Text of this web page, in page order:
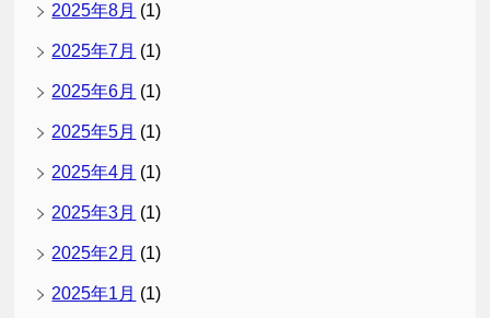
2025年8月 (1)
2025年7月 (1)
2025年6月 (1)
2025年5月 (1)
2025年4月 (1)
2025年3月 (1)
2025年2月 (1)
2025年1月 (1)